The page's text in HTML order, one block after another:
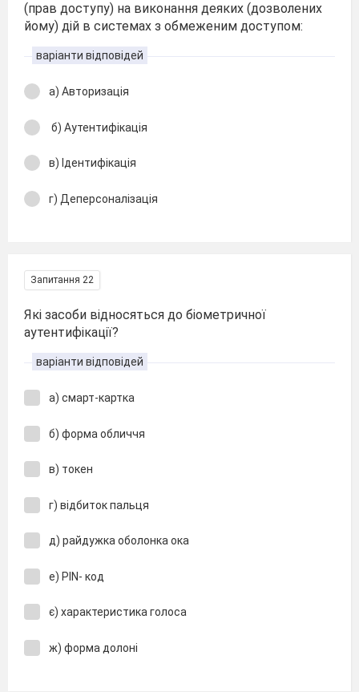
(прав доступу) на виконання деяких (дозволених
йому) дій в системах з обмеженим доступом:
варіанти відповідей
а) Авторизація
б) Аутентифікація
в) Ідентифікація
г) Деперсоналізація
Запитання 22
Які засоби відносяться до біометричної
аутентифікації?
варіанти відповідей
а) смарт-картка
б) форма обличчя
в) токен
г) відбиток пальця
д) райдужка оболонка ока
е) PIN- код
є) характеристика голоса
ж) форма долоні